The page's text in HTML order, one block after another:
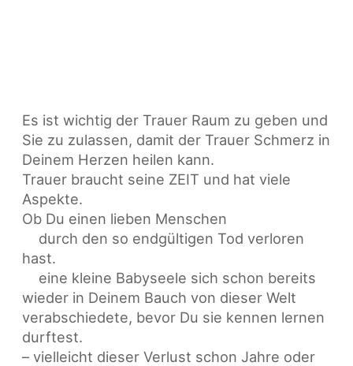
Es ist wichtig der Trauer Raum zu geben und
Sie zu zulassen, damit der Trauer Schmerz in
Deinem Herzen heilen kann.
Trauer braucht seine ZEIT und hat viele
Aspekte.
Ob Du einen lieben Menschen
durch den so endgültigen Tod verloren
hast.
eine kleine Babyseele sich schon bereits
wieder in Deinem Bauch von dieser Welt
verabschiedete, bevor Du sie kennen lernen
durftest.
– vielleicht dieser Verlust schon Jahre oder